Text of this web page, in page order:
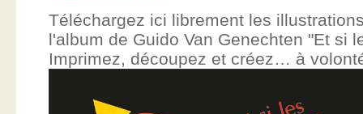
Téléchargez ici librement les
l'album de Guido Van Genechten "Et si
Imprimez, découpez et créez… à